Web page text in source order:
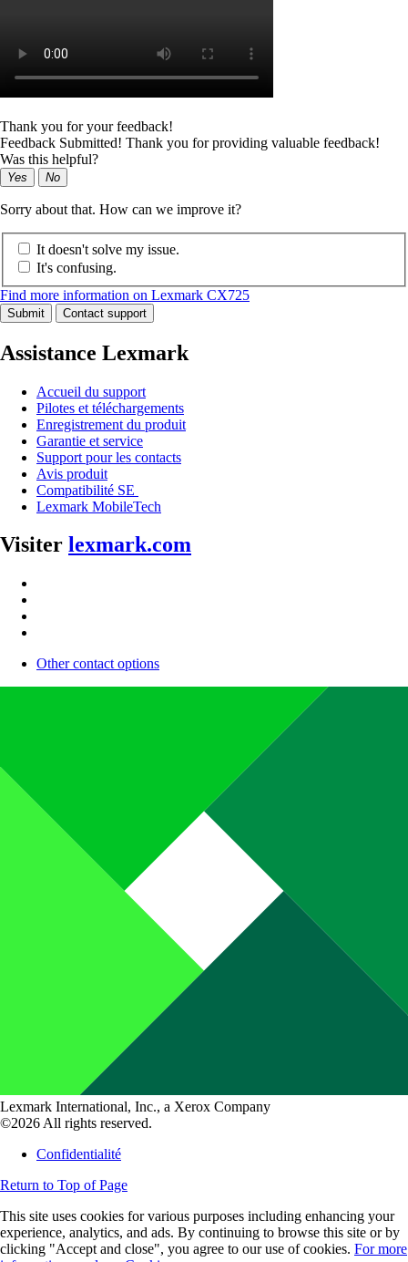
Thank you for your feedback!
Feedback Submitted! Thank you for providing valuable feedback!
Was this helpful?
Yes No
Sorry about that. How can we improve it?
It doesn't solve my issue.
It's confusing.
Find more information on Lexmark CX725
Submit Contact support
Assistance Lexmark
Accueil du support
Pilotes et téléchargements
Enregistrement du produit
Garantie et service
Support pour les contacts
Avis produit
Compatibilité SE
Lexmark MobileTech
Visiter lexmark.com
Other contact options
Lexmark International, Inc., a Xerox Company
©2026 All rights reserved.
Confidentialité
Return to Top of Page
This site uses cookies for various purposes including enhancing your
experience, analytics, and ads. By continuing to browse this site or by
clicking "Accept and close", you agree to our use of cookies. For more